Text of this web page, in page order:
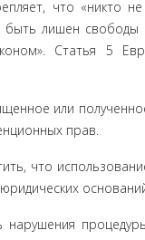
что «никто
лишен свободы
Статья 5
или
прав.
что
нарушения